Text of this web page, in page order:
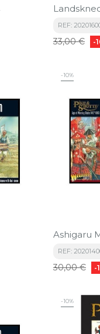
REF:
Precio
33,00 € -
-10%
Ashigaru
REF:
Precio
30,00 € -
-10%